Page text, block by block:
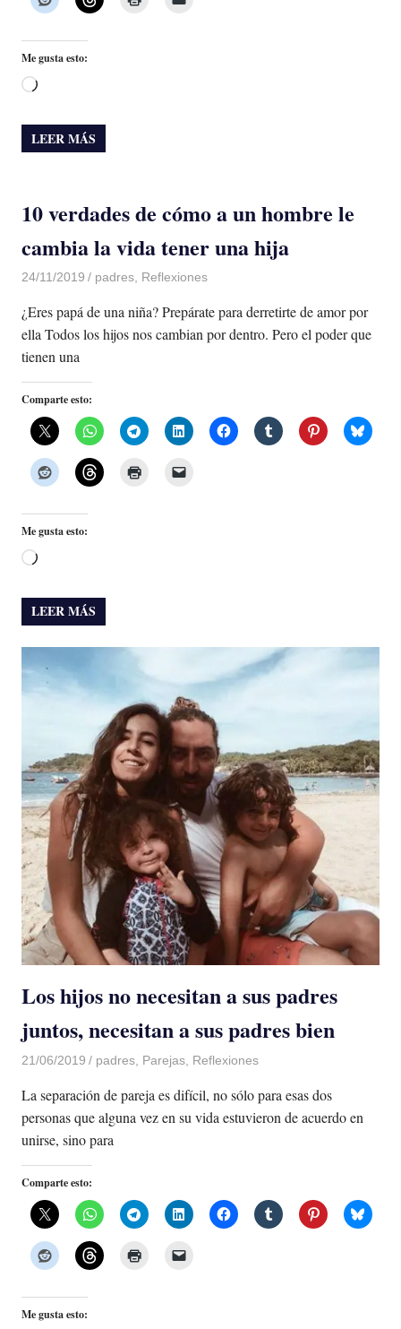
Me gusta esto:
Cargando...
LEER MÁS
10 verdades de cómo a un hombre le
cambia la vida tener una hija
24/11/2019 De todo un Poco
padres, Reflexiones
¿Eres papá de una niña? Prepárate para derretirte de amor por
ella Todos los hijos nos cambian por dentro. Pero el poder que
tienen una
Comparte esto:
Me gusta esto:
Cargando...
LEER MÁS
Los hijos no necesitan a sus padres
juntos, necesitan a sus padres bien
21/06/2019 De todo un Poco
padres, Parejas, Reflexiones
La separación de pareja es difícil, no sólo para esas dos
personas que alguna vez en su vida estuvieron de acuerdo en
unirse, sino para
Comparte esto:
Me gusta esto: